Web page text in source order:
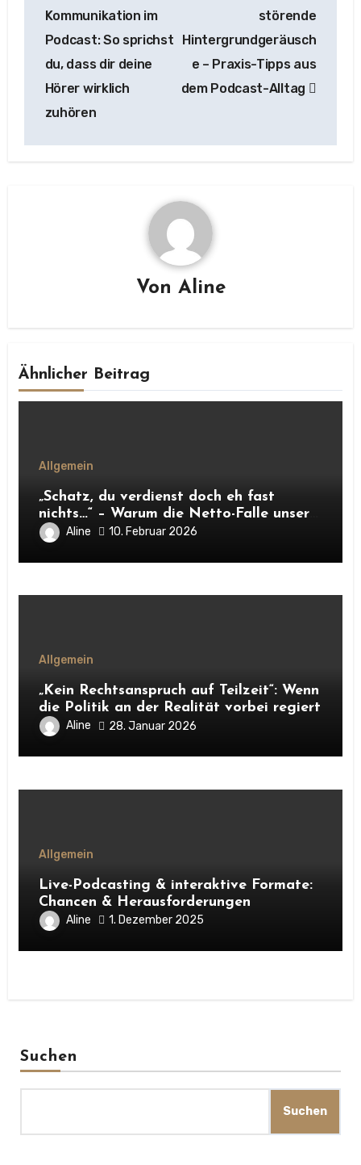
Kommunikation im
Podcast: So sprichst
du, dass dir deine
Hörer wirklich
zuhören
störende
Hintergrundgeräusch
e – Praxis-Tipps aus
dem Podcast-Alltag
Von Aline
Ähnlicher Beitrag
Allgemein
„Schatz, du verdienst doch eh fast
nichts…“ – Warum die Netto-Falle unsere
Unabhängigkeit frisst
Aline 10. Februar 2026
Allgemein
„Kein Rechtsanspruch auf Teilzeit“: Wenn
die Politik an der Realität vorbei regiert
Aline 28. Januar 2026
Allgemein
Live-Podcasting & interaktive Formate:
Chancen & Herausforderungen
Aline 1. Dezember 2025
Suchen
Suchen